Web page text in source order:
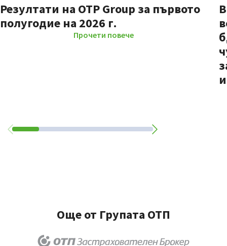
Резултати на OTP Group за първото
полугодие на 2026 г.
Прочети повече
Още от Групата ОТП